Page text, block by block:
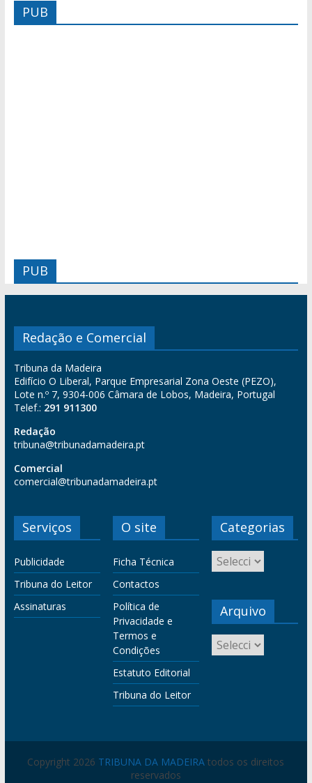
PUB
PUB
Redação e Comercial
Tribuna da Madeira
Edifício O Liberal, Parque Empresarial Zona Oeste (PEZO),
Lote n.º 7, 9304-006 Câmara de Lobos, Madeira, Portugal
Telef.: 291 911300
Redação
tribuna@tribunadamadeira.pt
Comercial
comercial@tribunadamadeira.pt
Serviços
Publicidade
Tribuna do Leitor
Assinaturas
O site
Ficha Técnica
Contactos
Política de
Privacidade e
Termos e
Condições
Estatuto Editorial
Tribuna do Leitor
Categorias
Arquivo
Copyright 2026 TRIBUNA DA MADEIRA todos os direitos
reservados